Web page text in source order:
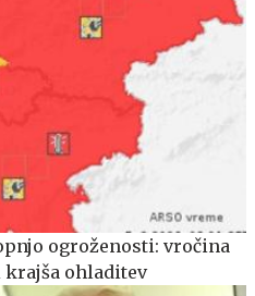
ogroženosti: vročina
krajša ohladitev